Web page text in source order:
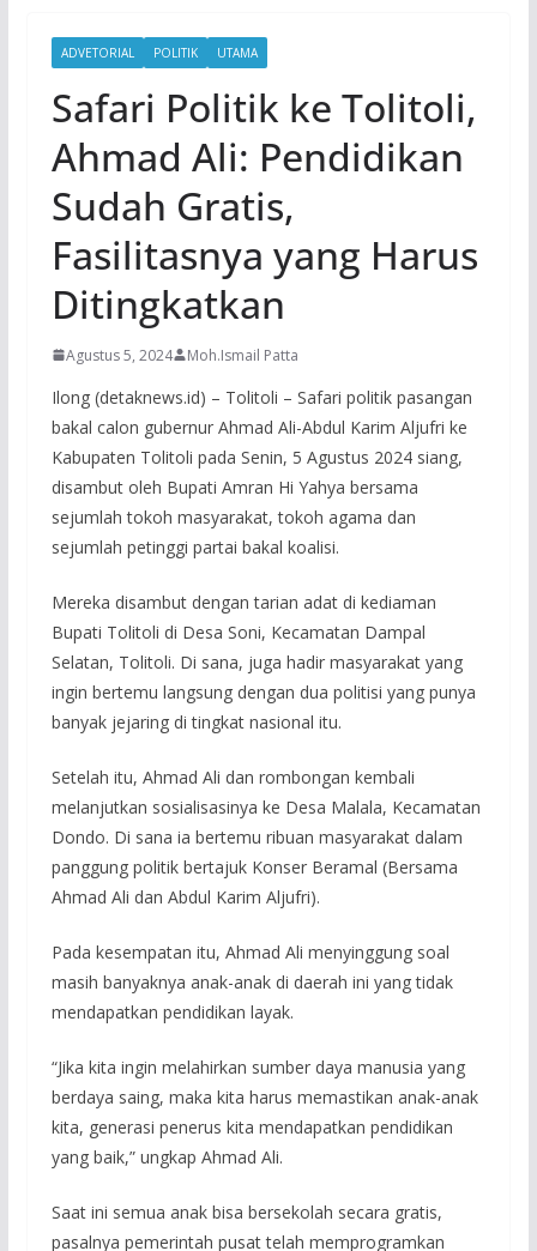
ADVETORIAL POLITIK UTAMA
Safari Politik ke Tolitoli,
Ahmad Ali: Pendidikan
Sudah Gratis,
Fasilitasnya yang Harus
Ditingkatkan
Agustus 5, 2024 Moh.Ismail Patta
Ilong (detaknews.id) – Tolitoli – Safari politik pasangan
bakal calon gubernur Ahmad Ali-Abdul Karim Aljufri ke
Kabupaten Tolitoli pada Senin, 5 Agustus 2024 siang,
disambut oleh Bupati Amran Hi Yahya bersama
sejumlah tokoh masyarakat, tokoh agama dan
sejumlah petinggi partai bakal koalisi.
Mereka disambut dengan tarian adat di kediaman
Bupati Tolitoli di Desa Soni, Kecamatan Dampal
Selatan, Tolitoli. Di sana, juga hadir masyarakat yang
ingin bertemu langsung dengan dua politisi yang punya
banyak jejaring di tingkat nasional itu.
Setelah itu, Ahmad Ali dan rombongan kembali
melanjutkan sosialisasinya ke Desa Malala, Kecamatan
Dondo. Di sana ia bertemu ribuan masyarakat dalam
panggung politik bertajuk Konser Beramal (Bersama
Ahmad Ali dan Abdul Karim Aljufri).
Pada kesempatan itu, Ahmad Ali menyinggung soal
masih banyaknya anak-anak di daerah ini yang tidak
mendapatkan pendidikan layak.
“Jika kita ingin melahirkan sumber daya manusia yang
berdaya saing, maka kita harus memastikan anak-anak
kita, generasi penerus kita mendapatkan pendidikan
yang baik,” ungkap Ahmad Ali.
Saat ini semua anak bisa bersekolah secara gratis,
pasalnya pemerintah pusat telah memprogramkan